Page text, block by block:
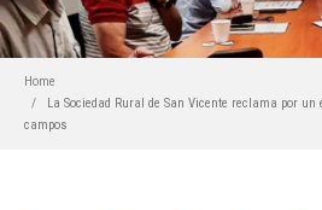
Home
La Sociedad Rural de San Vicente reclama por
campos